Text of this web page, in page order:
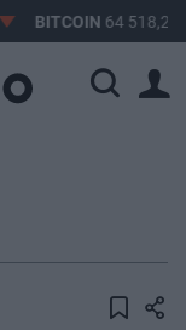
BITCOIN 64 518,27